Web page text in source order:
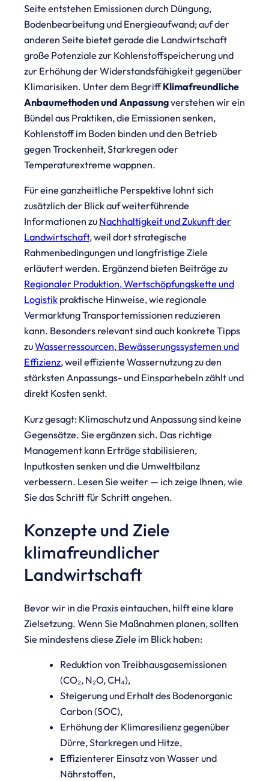
Seite entstehen Emissionen durch Düngung,
Bodenbearbeitung und Energieaufwand; auf der
anderen Seite bietet gerade die Landwirtschaft
große Potenziale zur Kohlenstoffspeicherung und
zur Erhöhung der Widerstandsfähigkeit gegenüber
Klimarisiken. Unter dem BegriffKlimafreundliche
Anbaumethoden und Anpassungverstehen wir ein
Bündel aus Praktiken, die Emissionen senken,
Kohlenstoff im Boden binden und den Betrieb
gegen Trockenheit, Starkregen oder
Temperaturextreme wappnen.
Für eine ganzheitliche Perspektive lohnt sich
zusätzlich der Blick auf weiterführende
Informationen zu Nachhaltigkeit und Zukunft der
Landwirtschaft, weil dort strategische
Rahmenbedingungen und langfristige Ziele
erläutert werden. Ergänzend bieten Beiträge zu
Regionaler Produktion, Wertschöpfungskette und
Logistik praktische Hinweise, wie regionale
Vermarktung Transportemissionen reduzieren
kann. Besonders relevant sind auch konkrete Tipps
zuWasserressourcen, Bewässerungssystemen und
Effizienz, weil effiziente Wassernutzung zu den
stärksten Anpassungs- und Einsparhebeln zählt und
direkt Kosten senkt.
Kurz gesagt: Klimaschutz und Anpassung sind keine
Gegensätze. Sie ergänzen sich. Das richtige
Management kann Erträge stabilisieren,
Inputkosten senken und die Umweltbilanz
verbessern. Lesen Sie weiter — ich zeige Ihnen, wie
Sie das Schritt für Schritt angehen.
Konzepte und Ziele
klimafreundlicher
Landwirtschaft
Bevor wir in die Praxis eintauchen, hilft eine klare
Zielsetzung. Wenn Sie Maßnahmen planen, sollten
Sie mindestens diese Ziele im Blick haben:
Reduktion von Treibhausgasemissionen
(CO₂, N₂O, CH₄),
Steigerung und Erhalt des Bodenorganic
Carbon (SOC),
Erhöhung der Klimaresilienz gegenüber
Dürre, Starkregen und Hitze,
Effizienterer Einsatz von Wasser und
Nährstoffen,